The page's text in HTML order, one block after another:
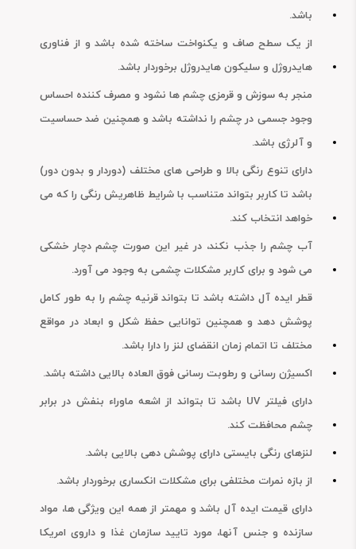
لنز رنگی روزانه فرشلوک (Freshlook) لنز رنگی روزانه سولکو (Soleko)
لنز طبی رنگی روزانه فرشلوک
باشد.
از یک سطح صاف و یکنواخت ساخته شده باشد و از فناوری
هایدروژل و سلیکون هایدروژل برخوردار باشد.
منجر به سوزش و قرمزی چشم ها نشود و مصرف کننده احساس
وجود جسمی در چشم را نداشته باشد و همچنین ضد حساسیت
و آلرژی باشد.
دارای تنوع رنگی بالا و طراحی های مختلف (دوردار و بدون دور)
باشد تا کاربر بتواند متناسب با شرایط ظاهریش رنگی را که می
خواهد انتخاب کند.
آب چشم را جذب نکند، در غیر این صورت چشم دچار خشکی
می شود و برای کاربر مشکلات چشمی به وجود می آورد.
قطر ایده آل داشته باشد تا بتواند قرنیه چشم را به طور کامل
پوشش دهد و همچنین توانایی حفظ شکل و ابعاد در مواقع
مختلف تا اتمام زمان انقضای لنز را دارا باشد.
اکسیژن رسانی و رطوبت رسانی فوق العاده بالایی داشته باشد.
دارای فیلتر UV باشد تا بتواند از اشعه ماوراء بنفش در برابر
چشم محافظت کند.
لنزهای رنگی بایستی دارای پوشش دهی بالایی باشد.
از بازه نمرات مختلفی برای مشکلات انکساری برخوردار باشد.
دارای قیمت ایده آل باشد و مهمتر از همه این ویژگی ها، مواد
سازنده و جنس آنها، مورد تایید سازمان غذا و داروی امریکا